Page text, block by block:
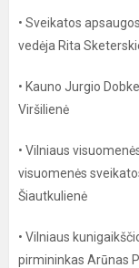
• Sveikatos
vedėja Rita
• Kauno Jurgio
Viršilienė
• Vilniaus
visuomenės
Šiautkulienė
• Vilniaus
pirmininkas Arūnas